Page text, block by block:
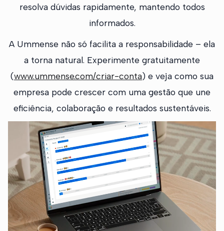
resolva dúvidas rapidamente, mantendo todos
informados.
A Ummense não só facilita a responsabilidade – ela
a torna natural. Experimente gratuitamente
(www.ummense.com/criar-conta) e veja como sua
empresa pode crescer com uma gestão que une
eficiência, colaboração e resultados sustentáveis.